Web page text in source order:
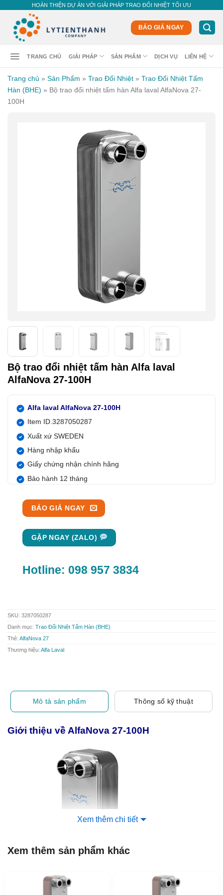
to
content
HOÀN THIỆN DỰ ÁN VỚI GIẢI PHÁP TRAO ĐỔI NHIỆT TỐI ƯU
BÁO GIÁ NGAY
TRANG CHỦ GIẢI PHÁP SẢN PHẨM DỊCH VỤ LIÊN HỆ
Trang chủ » Sản Phẩm » Trao Đổi Nhiệt » Trao Đổi Nhiệt Tấm
Hàn (BHE) » Bộ trao đổi nhiệt tấm hàn Alfa laval AlfaNova 27-
100H
Bộ trao đổi nhiệt tấm hàn Alfa laval
AlfaNova 27-100H
Alfa laval AlfaNova 27-100H
Item ID.3287050287
Xuất xứ SWEDEN
Hàng nhập khẩu
Giấy chứng nhận chính hãng
Bảo hành 12 tháng
BÁO GIÁ NGAY
GẶP NGAY (ZALO)
Hotline: 098 957 3834
SKU: 3287050287
Danh mục: Trao Đổi Nhiệt Tấm Hàn (BHE)
Thẻ: AlfaNova 27
Thương hiệu: Alfa Laval
Mô tả sản phẩm Thông số kỹ thuật
Giới thiệu về AlfaNova 27-100H
Xem thêm chi tiết
Xem thêm sản phẩm khác